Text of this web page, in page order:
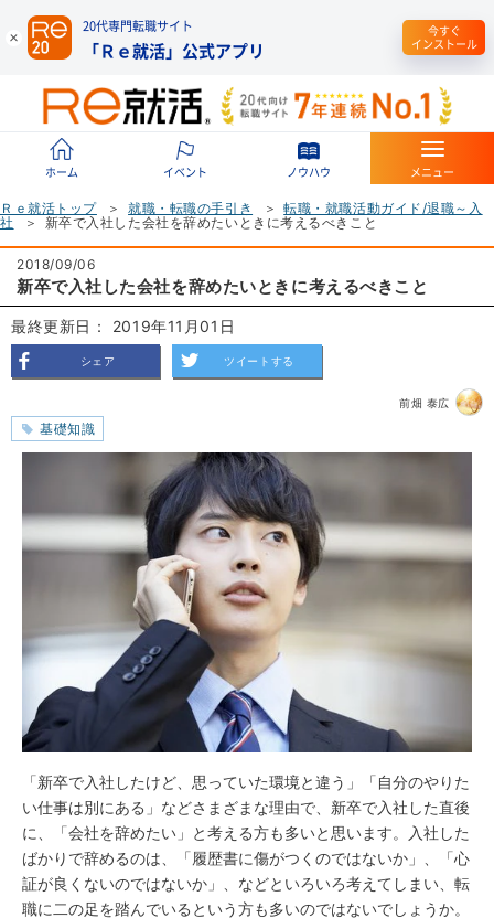
20代専門転職サイト
「Ｒｅ就活」公式アプリ
今すぐ
インストール
ホーム イベント ノウハウ メニュー
Ｒｅ就活トップ 就職・転職の手引き
転職・就職活動ガイド/退職～入
社
新卒で入社した会社を辞めたいときに考えるべきこと
2018/09/06
新卒で入社した会社を辞めたいときに考えるべきこと
最終更新日： 2019年11月01日
シェア ツイートする
前畑 泰広
基礎知識
「新卒で入社したけど、思っていた環境と違う」「自分のやりた
い仕事は別にある」などさまざまな理由で、新卒で入社した直後
に、「会社を辞めたい」と考える方も多いと思います。入社した
ばかりで辞めるのは、「履歴書に傷がつくのではないか」、「心
証が良くないのではないか」、などといろいろ考えてしまい、転
職に二の足を踏んでいるという方も多いのではないでしょうか。